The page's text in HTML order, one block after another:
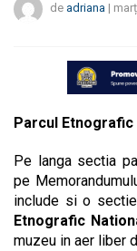
de adriana |
Parcul Etnografic
Pe langa sectia
pe
include si o
Etnografic
muzeu in aer liber